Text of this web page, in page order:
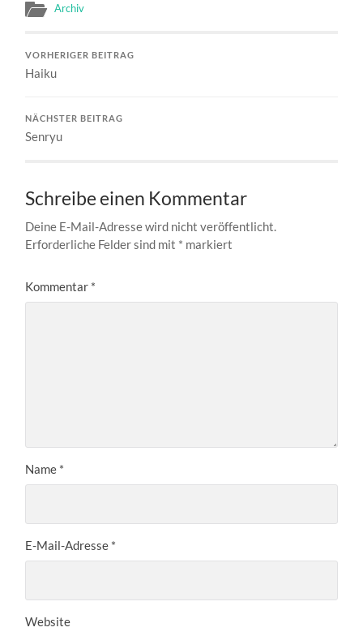
Archiv
VORHERIGER BEITRAG
Haiku
NÄCHSTER BEITRAG
Senryu
Schreibe einen Kommentar
Deine E-Mail-Adresse wird nicht veröffentlicht.
Erforderliche Felder sind mit * markiert
Kommentar *
Name *
E-Mail-Adresse *
Website